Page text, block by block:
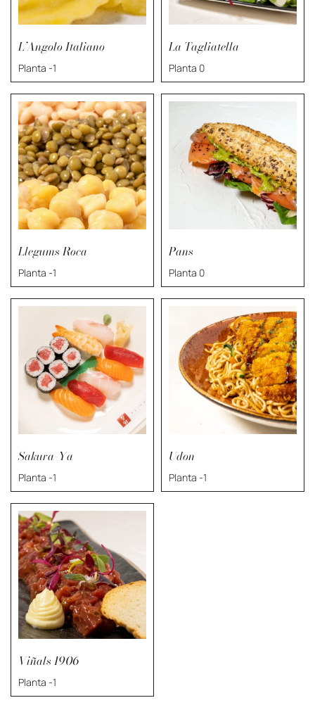
L’Angolo Italiano
Planta -1
La Tagliatella
Planta 0
Llegums Roca
Planta -1
Pans
Planta 0
Sakura-Ya
Planta -1
Udon
Planta -1
Viñals 1906
Planta -1